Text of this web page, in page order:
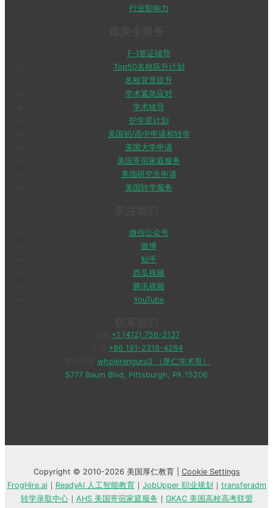
行业影响力
F-1签证辅导
Top50名校跃升计划
名校背景提升
学术紧急应对
学术辅导
护学星计划
美国初/高中申请和转学
美国大学申请
美国寄宿家庭服务
美国研究生申请
美国转学服务
微信公众号
微博
知乎
西瓜视频
腾讯视频
YouTube
+1 (412) 756-3137
+86 191-2318-4284
wholerenguru3 （厚仁学术哥）
5777 Baum Blvd, Pittsburgh, PA 15206
Copyright © 2010-2026 美国厚仁教育 | Cookie Settings
FrogHire.ai｜ ReadyAI 人工智能教育｜ JobUpper 职业规划 ｜ transferadm
转学录取中心｜ AHS 美国寄宿家庭服务 ｜ GKAC 美国高校高考联盟